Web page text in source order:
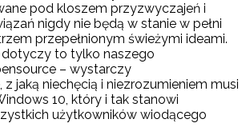
pod kloszem przyzwyczajeń i
nigdy nie będą w stanie w pełni
przepełnionym świeżymi ideami.
dotyczy to tylko naszego
– wystarczy
jaką niechęcią i niezrozumieniem musi
10, który i tak stanowi
użytkowników wiodącego